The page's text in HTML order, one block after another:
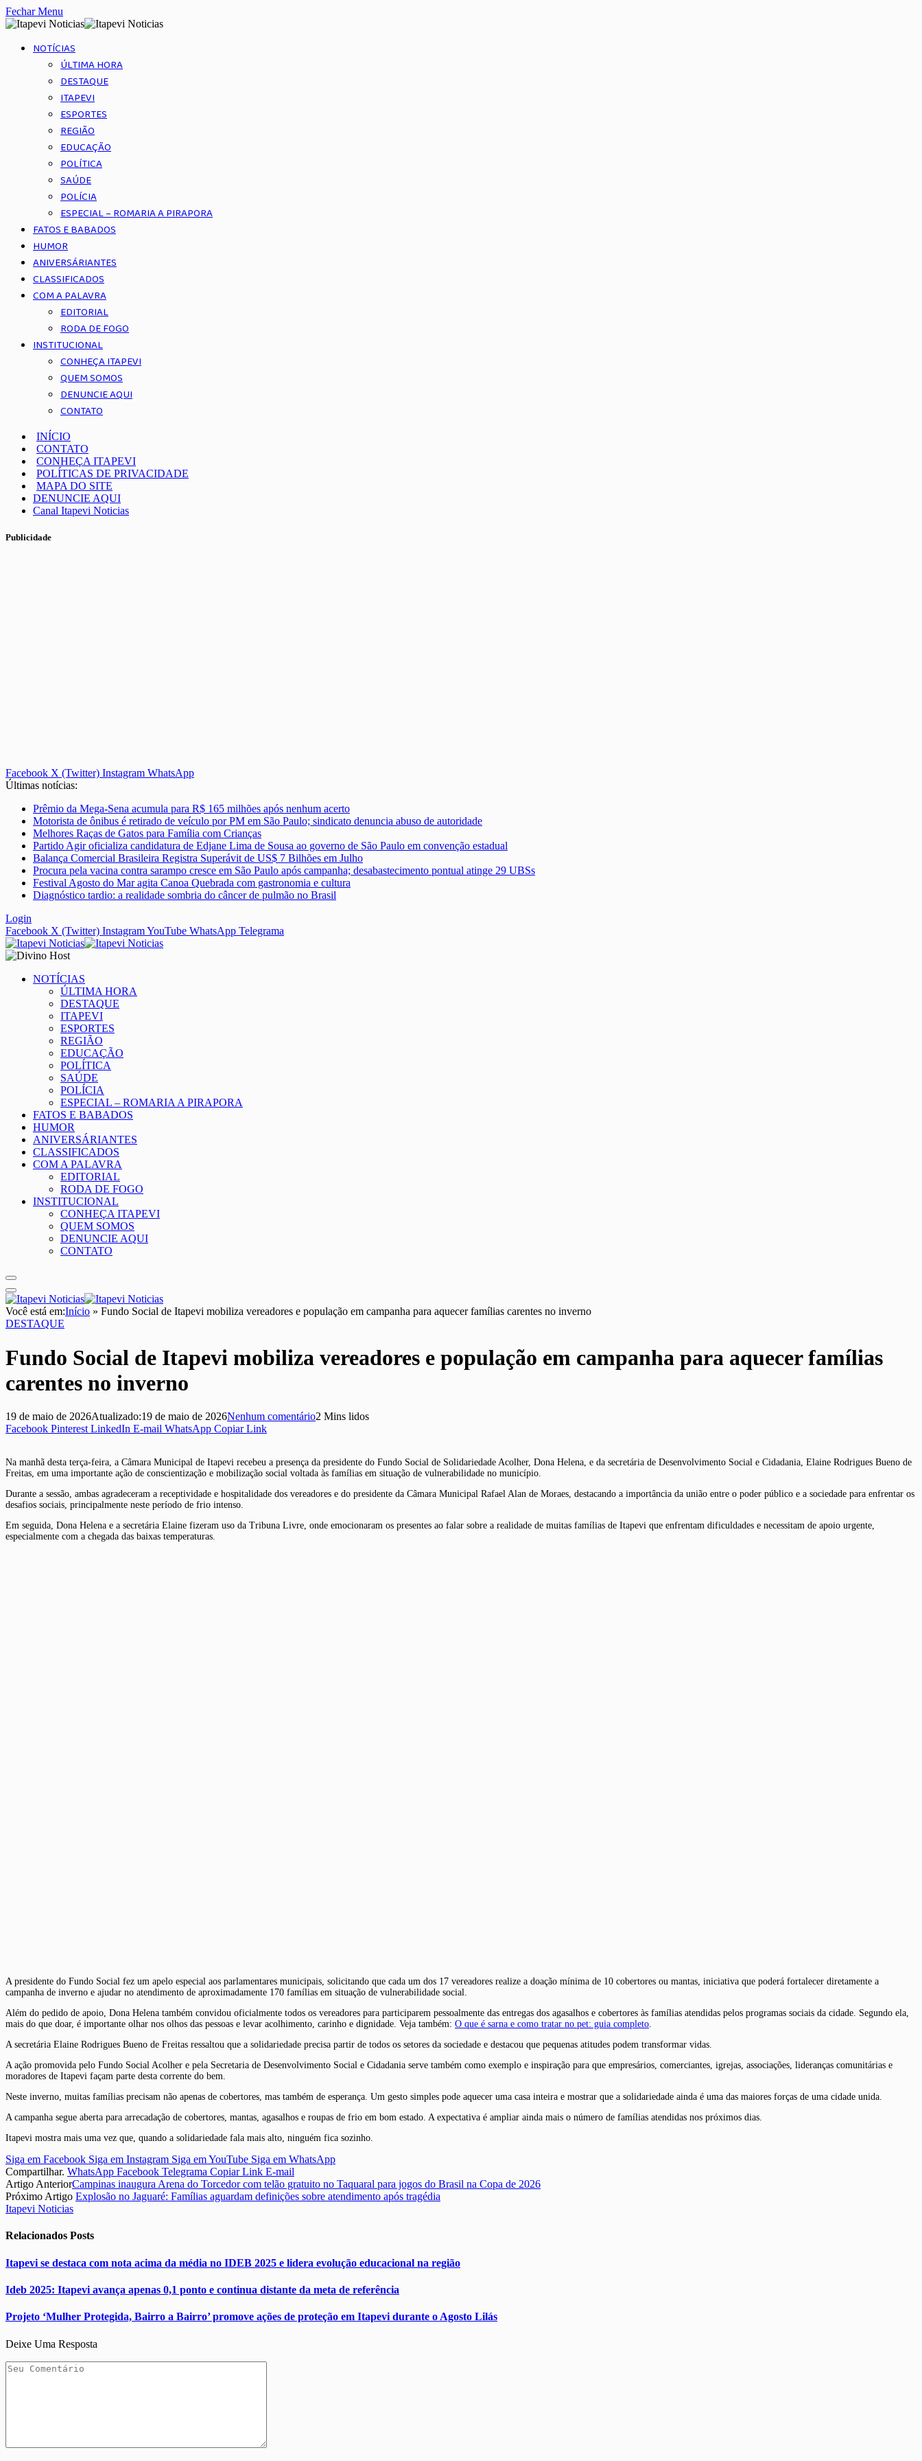
Fechar Menu
NOTÍCIAS
ÚLTIMA HORA
DESTAQUE
ITAPEVI
ESPORTES
REGIÃO
EDUCAÇÃO
POLÍTICA
SAÚDE
POLÍCIA
ESPECIAL – ROMARIA A PIRAPORA
FATOS E BABADOS
HUMOR
ANIVERSÁRIANTES
CLASSIFICADOS
COM A PALAVRA
EDITORIAL
RODA DE FOGO
INSTITUCIONAL
CONHEÇA ITAPEVI
QUEM SOMOS
DENUNCIE AQUI
CONTATO
INÍCIO
CONTATO
CONHEÇA ITAPEVI
POLÍTICAS DE PRIVACIDADE
MAPA DO SITE
DENUNCIE AQUI
Canal Itapevi Noticias
Publicidade
Facebook X (Twitter) Instagram WhatsApp
Últimas notícias:
Prêmio da Mega-Sena acumula para R$ 165 milhões após nenhum acerto
Motorista de ônibus é retirado de veículo por PM em São Paulo; sindicato denuncia abuso de autoridade
Melhores Raças de Gatos para Família com Crianças
Partido Agir oficializa candidatura de Edjane Lima de Sousa ao governo de São Paulo em convenção estadual
Balança Comercial Brasileira Registra Superávit de US$ 7 Bilhões em Julho
Procura pela vacina contra sarampo cresce em São Paulo após campanha; desabastecimento pontual atinge 29 UBSs
Festival Agosto do Mar agita Canoa Quebrada com gastronomia e cultura
Diagnóstico tardio: a realidade sombria do câncer de pulmão no Brasil
Login
Facebook X (Twitter) InstagramYouTube WhatsApp Telegrama
NOTÍCIAS
ÚLTIMA HORA
DESTAQUE
ITAPEVI
ESPORTES
REGIÃO
EDUCAÇÃO
POLÍTICA
SAÚDE
POLÍCIA
ESPECIAL – ROMARIA A PIRAPORA
FATOS E BABADOS
HUMOR
ANIVERSÁRIANTES
CLASSIFICADOS
COM A PALAVRA
EDITORIAL
RODA DE FOGO
INSTITUCIONAL
CONHEÇA ITAPEVI
QUEM SOMOS
DENUNCIE AQUI
CONTATO
Você está em:Início » Fundo Social de Itapevi mobiliza vereadores e população em campanha para aquecer famílias carentes no inverno
DESTAQUE
Fundo Social de Itapevi mobiliza vereadores e população em campanha para aquecer famílias
carentes no inverno
19 de maio de 2026Atualizado:19 de maio de 2026Nenhum comentário2 Mins lidos
Facebook Pinterest LinkedIn E-mail WhatsApp Copiar Link
Na manhã desta terça-feira, a Câmara Municipal de Itapevi recebeu a presença da presidente do Fundo Social de Solidariedade Acolher, Dona Helena, e da secretária de Desenvolvimento Social e Cidadania, Elaine Rodrigues Bueno de
Freitas, em uma importante ação de conscientização e mobilização social voltada às famílias em situação de vulnerabilidade no município.
Durante a sessão, ambas agradeceram a receptividade e hospitalidade dos vereadores e do presidente da Câmara Municipal Rafael Alan de Moraes, destacando a importância da união entre o poder público e a sociedade para enfrentar os
desafios sociais, principalmente neste período de frio intenso.
Em seguida, Dona Helena e a secretária Elaine fizeram uso da Tribuna Livre, onde emocionaram os presentes ao falar sobre a realidade de muitas famílias de Itapevi que enfrentam dificuldades e necessitam de apoio urgente,
especialmente com a chegada das baixas temperaturas.
A presidente do Fundo Social fez um apelo especial aos parlamentares municipais, solicitando que cada um dos 17 vereadores realize a doação mínima de 10 cobertores ou mantas, iniciativa que poderá fortalecer diretamente a
campanha de inverno e ajudar no atendimento de aproximadamente 170 famílias em situação de vulnerabilidade social.
Além do pedido de apoio, Dona Helena também convidou oficialmente todos os vereadores para participarem pessoalmente das entregas dos agasalhos e cobertores às famílias atendidas pelos programas sociais da cidade. Segundo ela,
mais do que doar, é importante olhar nos olhos das pessoas e levar acolhimento, carinho e dignidade. Veja também: O que é sarna e como tratar no pet: guia completo.
A secretária Elaine Rodrigues Bueno de Freitas ressaltou que a solidariedade precisa partir de todos os setores da sociedade e destacou que pequenas atitudes podem transformar vidas.
A ação promovida pelo Fundo Social Acolher e pela Secretaria de Desenvolvimento Social e Cidadania serve também como exemplo e inspiração para que empresários, comerciantes, igrejas, associações, lideranças comunitárias e
moradores de Itapevi façam parte desta corrente do bem.
Neste inverno, muitas famílias precisam não apenas de cobertores, mas também de esperança. Um gesto simples pode aquecer uma casa inteira e mostrar que a solidariedade ainda é uma das maiores forças de uma cidade unida.
A campanha segue aberta para arrecadação de cobertores, mantas, agasalhos e roupas de frio em bom estado. A expectativa é ampliar ainda mais o número de famílias atendidas nos próximos dias.
Itapevi mostra mais uma vez que, quando a solidariedade fala mais alto, ninguém fica sozinho.
Siga em Facebook Siga em Instagram Siga em YouTube Siga em WhatsApp
Compartilhar. WhatsApp Facebook Telegrama Copiar Link E-mail
Artigo AnteriorCampinas inaugura Arena do Torcedor com telão gratuito no Taquaral para jogos do Brasil na Copa de 2026
Próximo Artigo Explosão no Jaguaré: Famílias aguardam definições sobre atendimento após tragédia
Itapevi Noticias
Relacionados Posts
Itapevi se destaca com nota acima da média no IDEB 2025 e lidera evolução educacional na região
Ideb 2025: Itapevi avança apenas 0,1 ponto e continua distante da meta de referência
Projeto ‘Mulher Protegida, Bairro a Bairro’ promove ações de proteção em Itapevi durante o Agosto Lilás
Deixe Uma Resposta